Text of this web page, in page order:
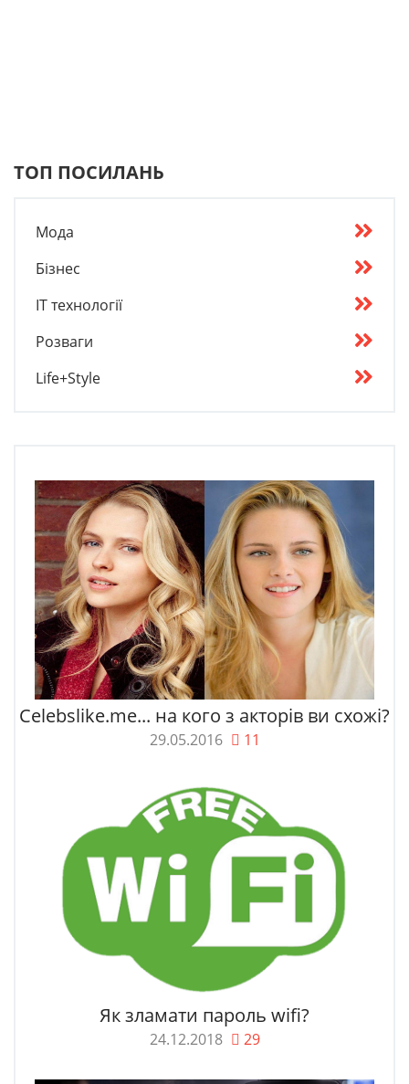
ТОП ПОСИЛАНЬ
Мода
Бізнес
IT технології
Розваги
Life+Style
Celebslike.me... на кого з акторів ви схожі?
29.05.2016 11
Як зламати пароль wifi?
24.12.2018 29